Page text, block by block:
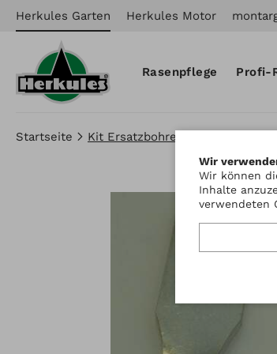
Herkules Garten Herkules Motor
Rasenpflege Profi-
Startseite Kit Ersatzbohrer für
Wir
Wir können
Inhalte
verwendeten